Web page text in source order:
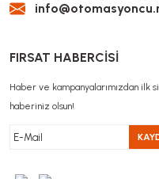
FIRSAT HABERCİSİ
Haber ve kampanyalarımızdan ilk
haberiniz olsun!